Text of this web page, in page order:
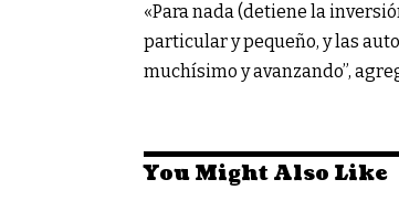
«Para nada (detiene la
particular y pequeño, y las
muchísimo y avanzando”,
You Might Also Like